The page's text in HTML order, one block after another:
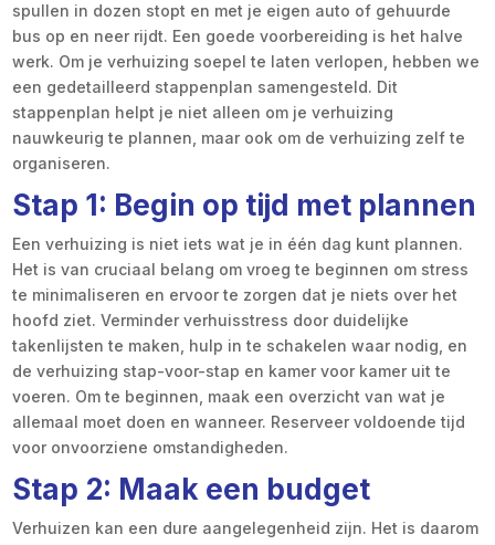
spullen in dozen stopt en met je eigen auto of gehuurde
bus op en neer rijdt. Een goede voorbereiding is het halve
werk. Om je verhuizing soepel te laten verlopen, hebben we
een gedetailleerd stappenplan samengesteld. Dit
stappenplan helpt je niet alleen om je verhuizing
nauwkeurig te plannen, maar ook om de verhuizing zelf te
organiseren.
Stap 1: Begin op tijd met plannen
Een verhuizing is niet iets wat je in één dag kunt plannen.
Het is van cruciaal belang om vroeg te beginnen om stress
te minimaliseren en ervoor te zorgen dat je niets over het
hoofd ziet. Verminder verhuisstress door duidelijke
takenlijsten te maken, hulp in te schakelen waar nodig, en
de verhuizing stap-voor-stap en kamer voor kamer uit te
voeren. Om te beginnen, maak een overzicht van wat je
allemaal moet doen en wanneer. Reserveer voldoende tijd
voor onvoorziene omstandigheden.
Stap 2: Maak een budget
Verhuizen kan een dure aangelegenheid zijn. Het is daarom